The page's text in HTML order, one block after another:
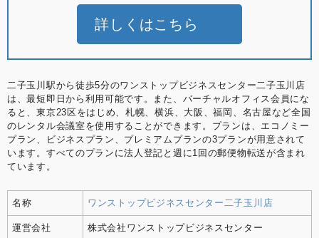
詳しくはこちら
二子玉川駅から徒歩5分のワンストップビジネスセンター二子玉川店
は、最短即日から利用可能です。また、バーチャルオフィス会員にな
ると、東京23区をはじめ、札幌、横浜、大阪、福岡、名古屋など全国
のレンタル会議室を使用することができます。プランは、エコノミー
プラン、ビジネスプラン、プレミアムプランの3プランが用意されて
います。すべてのプランに法人登記と週に1回の郵便物転送が含まれ
ています。
名称 ワンストップビジネスセンター二子玉川店
運営会社 株式会社ワンストップビジネスセンター